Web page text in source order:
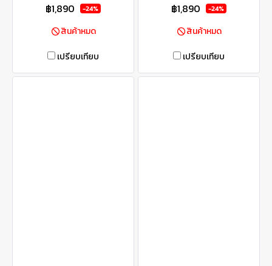
฿1,890 -24%
สินค้าหมด
เปรียบเทียบ
฿1,890 -24%
สินค้าหมด
เปรียบเทียบ